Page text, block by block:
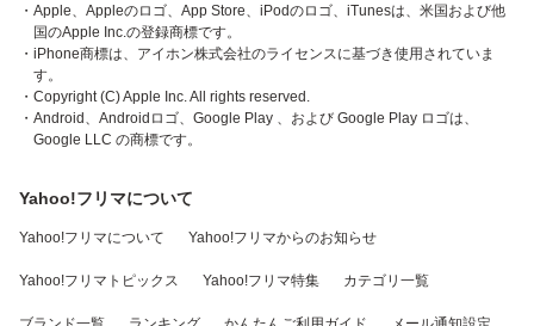
・Apple、Appleのロゴ、App Store、iPodのロゴ、iTunesは、米国および他
国のApple Inc.の登録商標です。
・iPhone商標は、アイホン株式会社のライセンスに基づき使用されていま
す。
・Copyright (C) Apple Inc. All rights reserved.
・Android、Androidロゴ、Google Play 、および Google Play ロゴは、
Google LLC の商標です。
Yahoo!フリマについて
Yahoo!フリマについて Yahoo!フリマからのお知らせ
Yahoo!フリマトピックス Yahoo!フリマ特集 カテゴリ一覧